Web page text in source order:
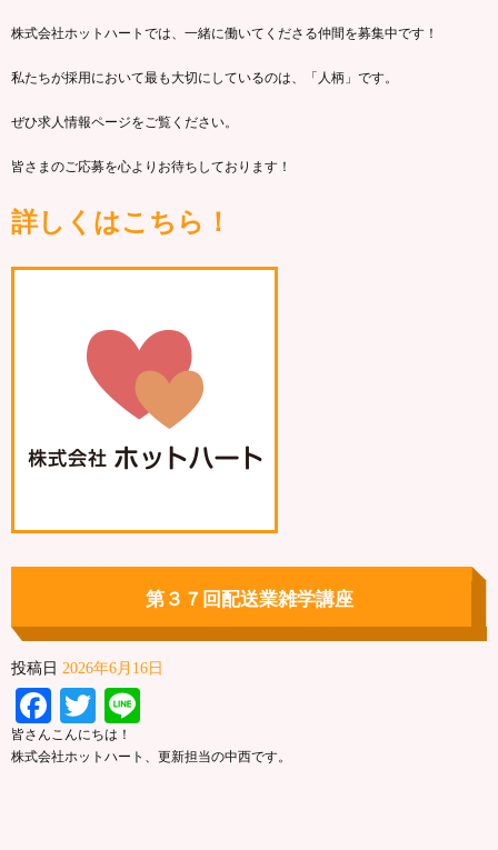
株式会社ホットハートでは、一緒に働いてくださる仲間を募集中です！
私たちが採用において最も大切にしているのは、「人柄」です。
ぜひ求人情報ページをご覧ください。
皆さまのご応募を心よりお待ちしております！
詳しくはこちら！
第３７回配送業雑学講座
投稿日 2026年6月16日
Facebook
Twitter
皆さんこんにちは！
株式会社ホットハート、更新担当の中西です。